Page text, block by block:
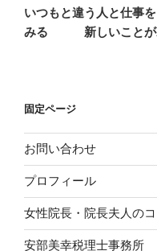
ー
シ
の
投
いつもと違う人と仕事
みる 新しいことがわ
固定ページ
お問い合わせ
プロフィール
女性院長・院長夫人の
安部美幸税理士事務所